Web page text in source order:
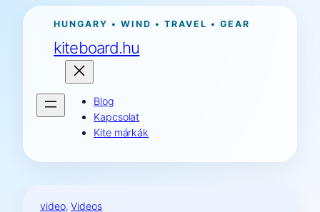
Ugrás
tartalomhoz
HUNGARY • WIND • TRAVEL • GEAR
kiteboard.hu
Blog
Kapcsolat
Kite márkák
video, Videos